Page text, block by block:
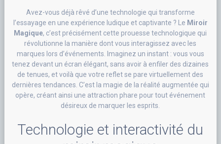
Avez-vous déjà rêvé d’une technologie qui transforme
l’essayage en une expérience ludique et captivante ? Le Miroir
Magique, c’est précisément cette prouesse technologique qui
révolutionne la manière dont vous interagissez avec les
marques lors d’événements. Imaginez un instant : vous vous
tenez devant un écran élégant, sans avoir à enfiler des dizaines
de tenues, et voilà que votre reflet se pare virtuellement des
dernières tendances. C’est la magie de la réalité augmentée qui
opère, créant ainsi une attraction phare pour tout événement
désireux de marquer les esprits.
Technologie et interactivité du